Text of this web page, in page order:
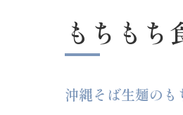
もちも
沖縄そば生麺の